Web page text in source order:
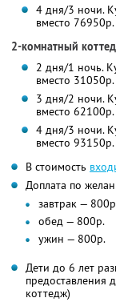
4 дня/3 ночи.
вместо 76950р.
2-комнатный
2 дня/1 ночь.
вместо 31050р.
3 дня/2 ночи.
вместо 62100р.
4 дня/3 ночи.
вместо 93150р.
В стоимость
Доплата по
завтрак —
обед — 800р.
ужин — 800р.
Дети до 6 лет
предоставления
коттедж)